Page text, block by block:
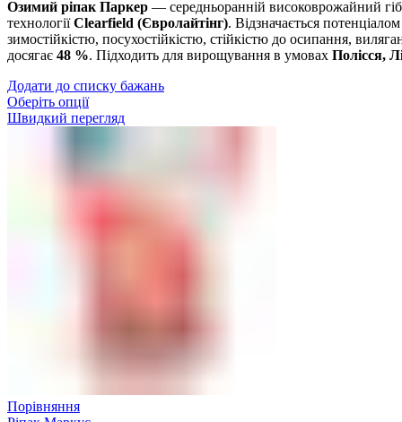
Озимий ріпак Паркер — середньоранній високоврожайний
технологіїClearfield (Євролайтінг). Відзначається
зимостійкістю, посухостійкістю, стійкістю до осипання,
досягає 48 %. Підходить для вирощування в умовах Полісся,
Додати до списку бажань
Оберіть опції
Швидкий перегляд
Порівняння